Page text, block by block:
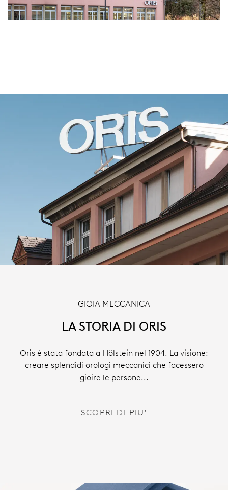
GIOIA MECCANICA
LA STORIA DI ORIS
Oris è stata fondata a Hölstein nel 1904. La visione:
creare splendidi orologi meccanici che facessero
gioire le persone...
SCOPRI DI PIU'